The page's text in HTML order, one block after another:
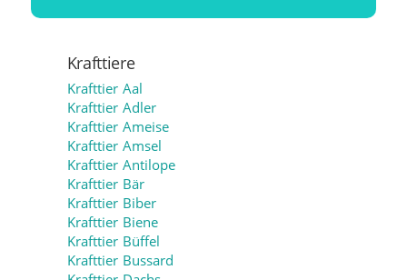
Krafttiere
Krafttier Aal
Krafttier Adler
Krafttier Ameise
Krafttier Amsel
Krafttier Antilope
Krafttier Bär
Krafttier Biber
Krafttier Biene
Krafttier Büffel
Krafttier Bussard